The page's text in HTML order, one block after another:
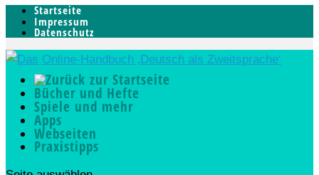
Startseite
Impressum
Datenschutz
Bücher und Hefte
Spiele und mehr
Apps
Webseiten
Praxistipps